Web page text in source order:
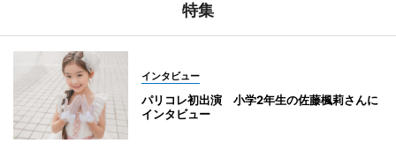
特集
インタビュー
パリコレ初出演 小学2年生の佐藤楓莉さんに
インタビュー